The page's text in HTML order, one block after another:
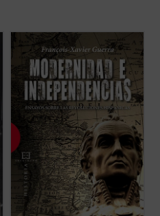
A partir de 1808, se abre en todo el mundo
hispánico una época de profundas
transformaciones. En España comienza la
revolución liberal, en América el proceso
que conducirá a la independencia. Se trata
de un proceso único, que comienza con la ...
(ver ficha)